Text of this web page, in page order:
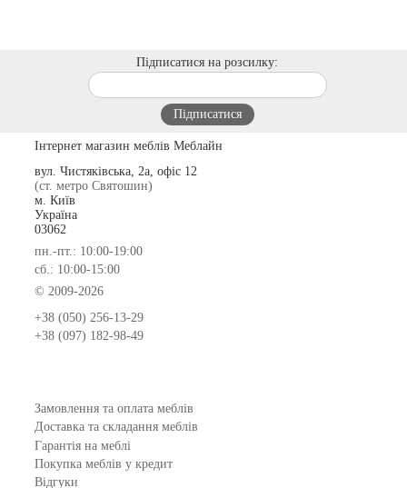
Підписатися на розсилку:
Інтернет магазин меблів Меблайн
вул. Чистяківська, 2а, офіс 12
(ст. метро Святошин)
м. Київ
Україна
03062
пн.-пт.: 10:00-19:00
сб.: 10:00-15:00
© 2009-2026
+38 (050) 256-13-29
+38 (097) 182-98-49
Замовлення та оплата меблів
Доставка та складання меблів
Гарантія на меблі
Покупка меблів у кредит
Відгуки